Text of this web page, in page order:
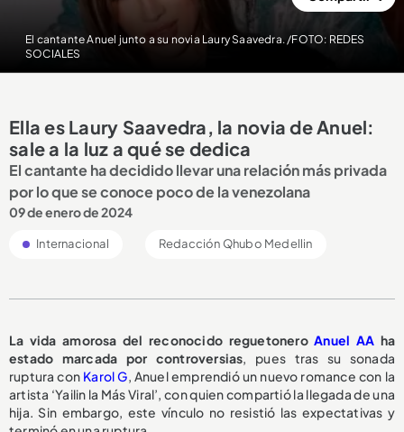
El cantante Anuel junto a su novia Laury Saavedra. /FOTO: REDES
SOCIALES
Ella es Laury Saavedra, la novia de Anuel:
sale a la luz a qué se dedica
El cantante ha decidido llevar una relación más privada
por lo que se conoce poco de la venezolana
09 de enero de 2024
Internacional Redacción Qhubo Medellin
La vida amorosa del reconocido reguetoneroAnuel AA ha
estado marcada por controversias, pues tras su sonada
ruptura con Karol G, Anuel emprendió un nuevo romance con la
artista ‘Yailin la Más Viral’, con quien compartió la llegada de una
hija. Sin embargo, este vínculo no resistió las expectativas y